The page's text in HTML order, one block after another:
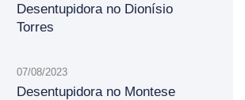
Desentupidora no Dionísio
Torres
07/08/2023
Desentupidora no Montese